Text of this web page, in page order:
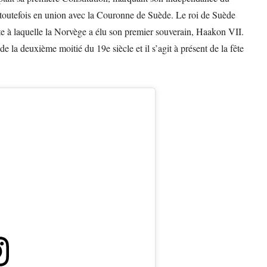
en union avec la Couronne de Suède. Le roi de Suède
à laquelle la Norvège a élu son premier souverain, Haakon VII.
la deuxième moitié du 19e siècle et il s’agit à présent de la fête